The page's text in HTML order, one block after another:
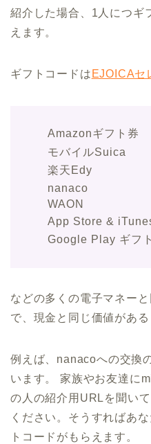
紹介した場合、1人につギ
えます。
ギフトコードは EJOICAセ
Amazonギフト券
モバイルSuica
楽天Edy
nanaco
WAON
App Store &
Google Play ギフ
などの多くの電子マネー
で、現金と同じ価値がある
例えば、nanacoへの交換
います。 家族やお友達に
の人の紹介用URLを聞い
ください。そうすればあ
トコードがもらえます。